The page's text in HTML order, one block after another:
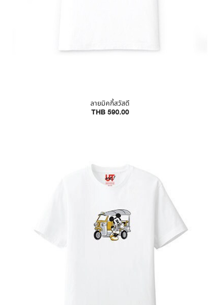
ลายมิคกี้สวัสดี
THB 590.00